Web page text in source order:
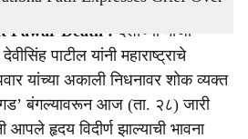
Pawar Death : देशाच्या माजी
पाटील यांनी महाराष्ट्राचे
यांच्या अकाली निधनावर शोक व्यक्त
बंगल्यावरून आज (ता. २८) जारी
हृदय विदीर्ण झाल्याची भावना